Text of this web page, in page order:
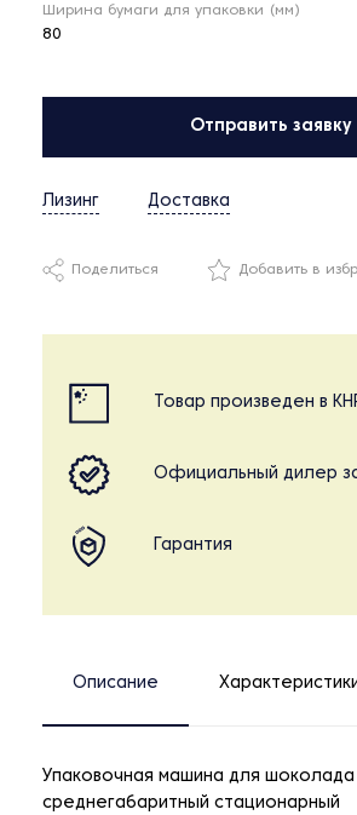
Ширина бумаги для упаковки (мм)
80
Отправить заявку
Лизинг Доставка
Поделиться Добавить в
Товар произведен в
Официальный дилер
Гарантия
Описание Характеристики
Упаковочная машина для шоколада
среднегабаритный стационарный